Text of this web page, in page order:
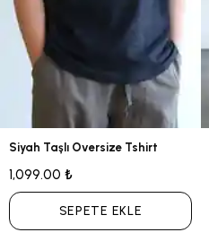
Siyah Taşlı Oversize Tshirt
1,099.00 ₺
SEPETE EKLE